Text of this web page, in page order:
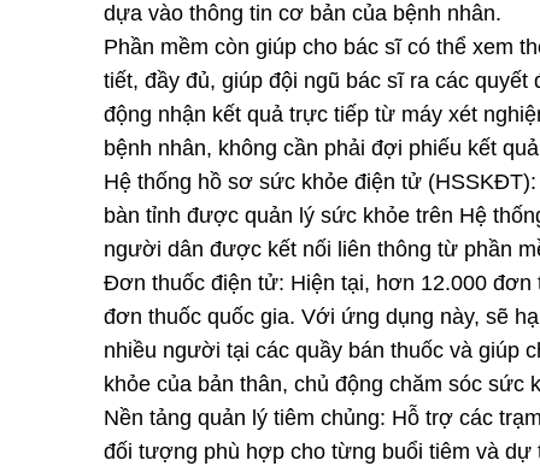
dựa vào thông tin cơ bản của bệnh nhân.
Phần mềm còn giúp cho bác sĩ có thể xem
tiết, đầy đủ, giúp đội ngũ bác sĩ ra các
động nhận kết quả trực tiếp từ máy xét
bệnh nhân, không cần phải đợi phiếu kết
Hệ thống hồ sơ sức khỏe điện tử
bàn tỉnh được quản lý sức khỏe trên Hệ
người dân được kết nối liên thông từ phần
Đơn thuốc điện tử: Hiện tại, hơn 12.000
đơn thuốc quốc gia. Với ứng dụng này, sẽ
nhiều người tại các quầy bán thuốc và giúp
khỏe của bản thân, chủ động chăm sóc sức
Nền tảng quản lý tiêm chủng: Hỗ trợ các
đối tượng phù hợp cho từng buổi tiêm và